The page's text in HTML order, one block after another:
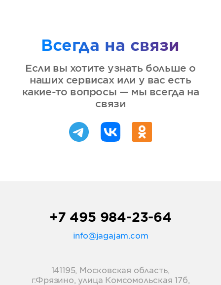
Всегда на связи
Если вы хотите узнать больше о
наших сервисах или у вас есть
какие-то вопросы — мы всегда на
связи
+7 495 984-23-64
info@jagajam.com
141195, Московская область,
г.Фрязино, улица Комсомольская 17б,